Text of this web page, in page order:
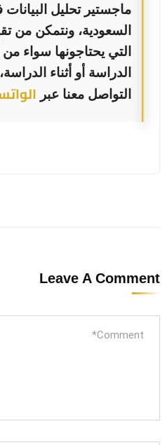
ماجستير تحليل
السعودية، ونتمكن من
التي يحتاجونها سواء
الدراسة أو أثناء
التواصل معنا عبر
Leave A Comment